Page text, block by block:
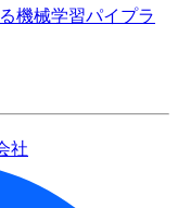
機械学習パイプラ
社